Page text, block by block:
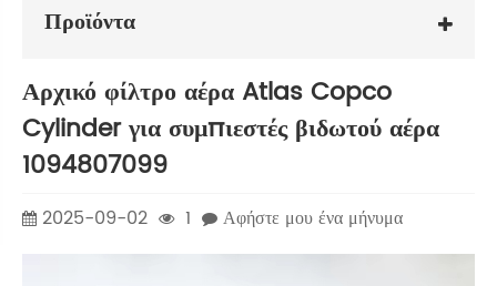
Προϊόντα
Αρχικό φίλτρο αέρα Atlas Copco
Cylinder για συμπιεστές βιδωτού αέρα
1094807099
2025-09-02 1 Αφήστε μου ένα μήνυμα